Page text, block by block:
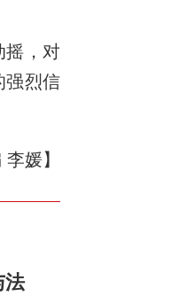
摇，对
强烈信
李媛】
法